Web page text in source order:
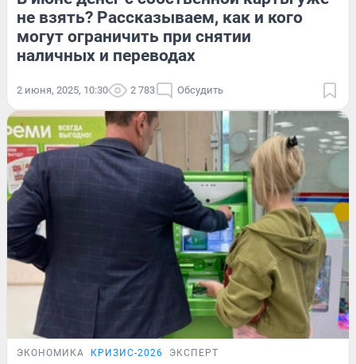
не взять? Рассказываем, как и кого
могут ограничить при снятии
наличных и переводах
2 июня, 2025, 10:30 2 783 Обсудить
ЭКОНОМИКА КРИЗИС-2026 ЭКСПЕРТ